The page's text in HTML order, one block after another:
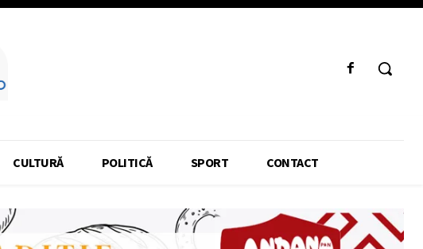
CULTURĂ POLITICĂ SPORT CONTACT